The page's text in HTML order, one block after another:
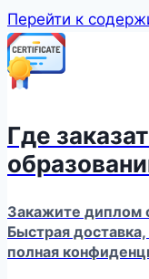
Перейти к
Где
Закажите диплом
Быстрая
полная